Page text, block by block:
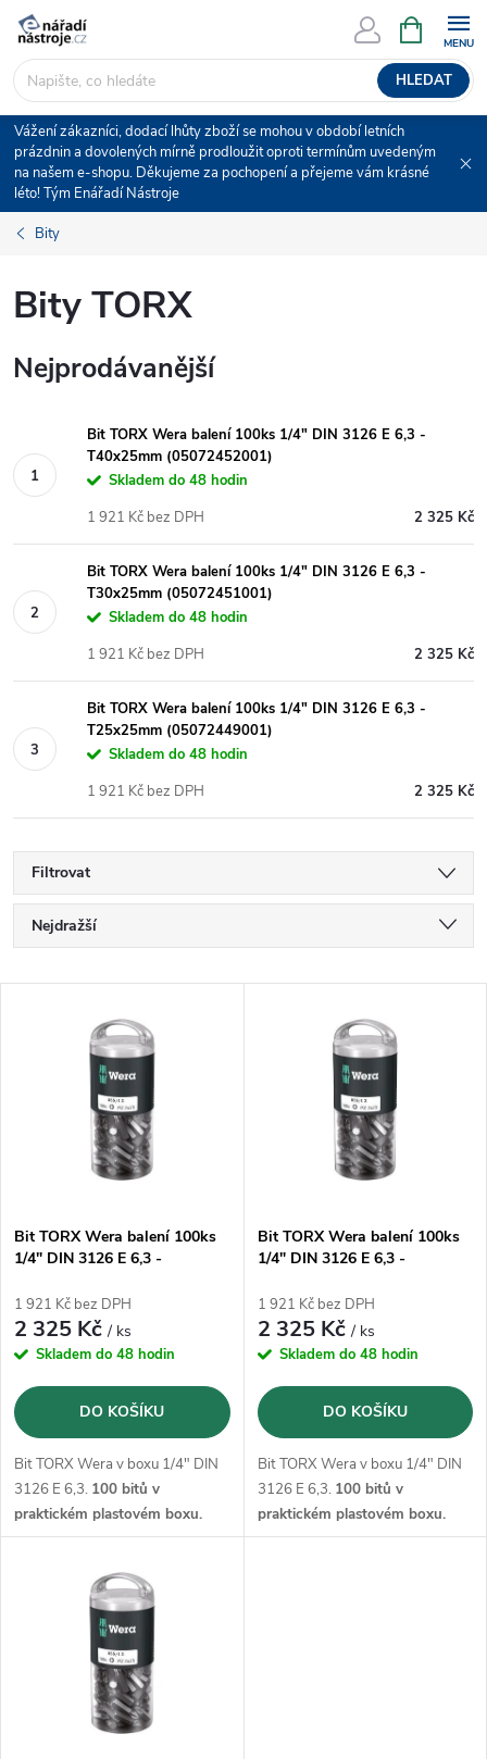
Přejít
obsah
HLEDAT
NÁKUPNÍ
KOŠÍK
Vážení zákazníci, dodací lhůty zboží se mohou v období letních
prázdnin a dovolených mírně prodloužit oproti termínům uvedeným
na našem e-shopu. Děkujeme za pochopení a přejeme vám krásné
léto! Tým Enářadí Nástroje
Bity
Bity TORX
Nejprodávanější
Bit TORX Wera balení 100ks 1/4" DIN 3126 E 6,3 -
T40x25mm (05072452001)
Skladem do 48 hodin
2 325 Kč
1 921 Kč bez DPH
Bit TORX Wera balení 100ks 1/4" DIN 3126 E 6,3 -
T30x25mm (05072451001)
Skladem do 48 hodin
2 325 Kč
1 921 Kč bez DPH
Bit TORX Wera balení 100ks 1/4" DIN 3126 E 6,3 -
T25x25mm (05072449001)
Skladem do 48 hodin
2 325 Kč
1 921 Kč bez DPH
Filtrovat
Ř
a
p
r
o
d
u
k
Nejdražší
Abecedně
s
p
r
o
d
u
k
Bit TORX Wera balení 100ks
1/4" DIN 3126 E 6,3 -
1 921 Kč bez DPH
2 325 Kč/ ks
Skladem do 48 hodin
DO KOŠÍKU
Bit TORX Wera v boxu 1/4" DIN
3126 E 6,3. 100 bitů v
praktickém plastovém boxu.
Bit TORX Wera balení 100ks
1/4" DIN 3126 E 6,3 -
1 921 Kč bez DPH
2 325 Kč/ ks
Skladem do 48 hodin
DO KOŠÍKU
Bit TORX Wera v boxu 1/4" DIN
3126 E 6,3. 100 bitů v
praktickém plastovém boxu.